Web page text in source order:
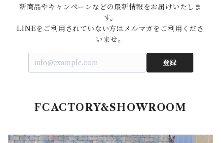
新商品やキャンペーンなどの最新情報をお届けいたしま
す。
LINEをご利用されていない方はメルマガをご利用くださ
いませ。
登録
FCACTORY&SHOWROOM